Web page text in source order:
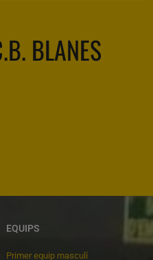
BLANES
EQUIPS
Primer equip masculí